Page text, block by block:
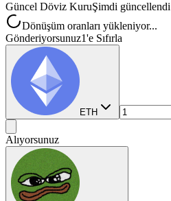
Güncel Döviz KuruŞimdi güncellendi
Dönüşüm oranları yükleniyor...
Gönderiyorsunuz1'e Sıfırla
ETH
Alıyorsunuz